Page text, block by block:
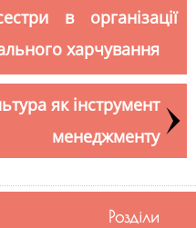
в організації
харчування
як інструмент
менеджменту
Розділи